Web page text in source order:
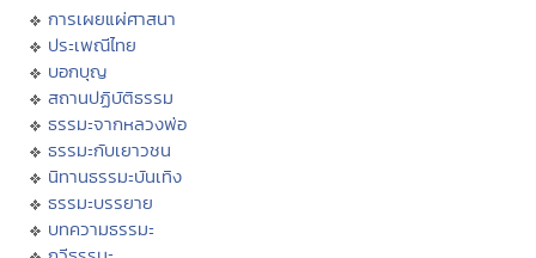
การเผยแผ่ศาสนา
ประเพณีไทย
บอกบุญ
สถานปฏิบัติธรรม
ธรรมะจากหลวงพ่อ
ธรรมะกับเยาวชน
นิทานธรรมะบันเทิง
ธรรมะบรรยาย
บทความธรรมะ